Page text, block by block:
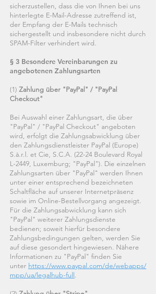
sicherzustellen, dass die von Ihnen bei uns
hinterlegte E-Mail-Adresse zutreffend ist,
der Empfang der E-Mails technisch
sichergestellt und insbesondere nicht durch
SPAM-Filter verhindert wird.
§ 3 Besondere Vereinbarungen zu
angebotenen Zahlungsarten
(1) Zahlung über "PayPal" / "PayPal
Checkout"
Bei Auswahl einer Zahlungsart, die über
"PayPal" / "PayPal Checkout" angeboten
wird, erfolgt die Zahlungsabwicklung über
den Zahlungsdienstleister PayPal (Europe)
S.à.r.l. et Cie, S.C.A. (22-24 Boulevard Royal
L-2449, Luxemburg; "PayPal"). Die einzelnen
Zahlungsarten über "PayPal" werden Ihnen
unter einer entsprechend bezeichneten
Schaltfläche auf unserer Internetpräsenz
sowie im Online-Bestellvorgang angezeigt.
Für die Zahlungsabwicklung kann sich
"PayPal" weiterer Zahlungsdienste
bedienen; soweit hierfür besondere
Zahlungsbedingungen gelten, werden Sie
auf diese gesondert hingewiesen. Nähere
Informationen zu "PayPal" finden Sie
unter https://www.paypal.com/de/webapps/
mpp/ua/legalhub-full.